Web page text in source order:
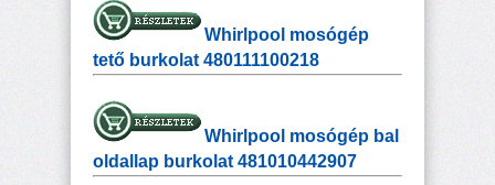
Whirlpool mosógép
tető burkolat 480111100218
Whirlpool mosógép bal
oldallap burkolat 481010442907